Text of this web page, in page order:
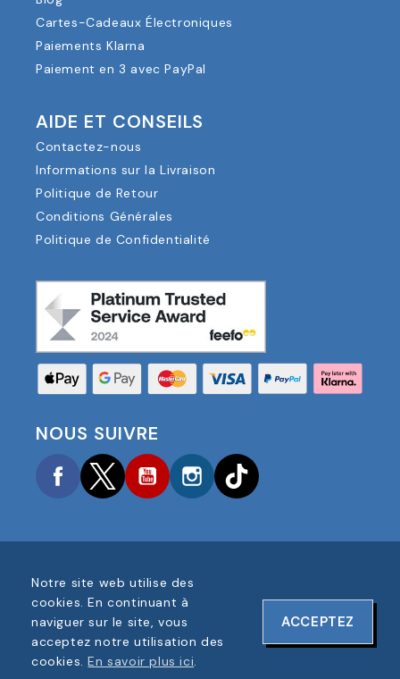
Cartes-Cadeaux Électroniques
Paiements Klarna
Paiement en 3 avec PayPal
AIDE ET CONSEILS
Contactez-nous
Informations sur la Livraison
Politique de Retour
Conditions Générales
Politique de Confidentialité
NOUS SUIVRE
FacebookTwitterYouTubeInstagram
COPYRIGHT © 2025 FOOTBALL AMERICA UK TOUS
DROITS RÉSERVÉS
NUMÉRO D'ENREGISTREMENT DE L'ENTREPRISE :
06354287
CONCEPTION DU SITE WEB PAR
Notre site web utilise des
cookies. En continuant à
naviguer sur le site, vous
acceptez notre utilisation des
cookies.En savoir plus ici.
ACCEPTEZ